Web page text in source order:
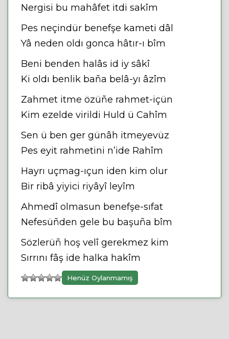
Nergisi bu mahâfet itdi sakîm
Pes neçindür benefşe kameti dâl
Yâ neden oldı gonca hâtır-ı bîm
Beni benden halâs id iy sâkî
Ki oldı benlik baña belâ-yı âzîm
Zahmet itme özüñe rahmet-içün
Kim ezelde virildi Huld ü Cahîm
Sen ü ben ger günâh itmeyevüz
Pes eyit rahmetini n’ide Rahîm
Hayrı uçmag-ıçun iden kim olur
Bir ribâ yiyici riyâyî leyîm
Ahmedî olmasun benefşe-sıfat
Nefesüñden gele bu başuña bîm
Sözlerüñ hoş velî gerekmez kim
Sırrını fâş ide halka hakîm
Henüz Oylanmamış